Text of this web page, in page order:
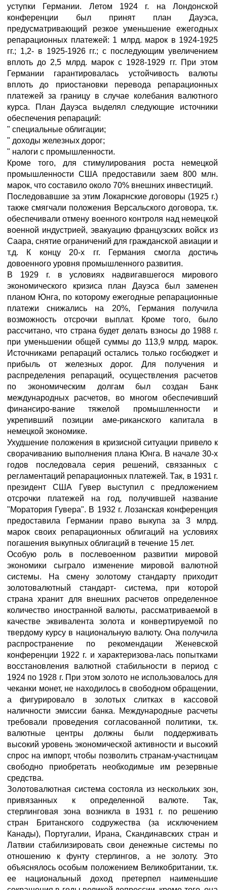
уступки Германии. Летом 1924 г. на Лондонской
конференции был принят план Дауэса,
предусматривающий резкое уменьшение ежегодных
репарационных платежей: 1 млрд. марок в 1924-1925
гг.; 1,2- в 1925-1926 гг.; с последующим увеличением
вплоть до 2,5 млрд. марок с 1928-1929 гг. При этом
Германии гарантировалась устойчивость валюты
вплоть до приостановки перевода репарационных
платежей за границу в случае колебания валютного
курса. План Дауэса выделял следующие источники
обеспечения репараций:
" специальные облигации;
" доходы железных дорог;
" налоги с промышленности.
Кроме того, для стимулирования роста немецкой
промышленности США предоставили заем 800 млн.
марок, что составило около 70% внешних инвестиций.
Последовавшие за этим Локарнские договоры (1925 г.)
также смягчали положения Версальского договора, т.к.
обеспечивали отмену военного контроля над немецкой
военной индустрией, эвакуацию французских войск из
Саара, снятие ограничений для гражданской авиации и
т.д. К концу 20-х гг. Германия смогла достичь
довоенного уровня промышленного развития.
В 1929 г. в условиях надвигавшегося мирового
экономического кризиса план Дауэса был заменен
планом Юнга, по которому ежегодные репарационные
платежи снижались на 20%, Германия получила
возможность отсрочки выплат. Кроме того, было
рассчитано, что страна будет делать взносы до 1988 г.
при уменьшении общей суммы до 113,9 млрд. марок.
Источниками репараций остались только госбюджет и
прибыль от железных дорог. Для получения и
распределения репараций, осуществления расчетов
по экономическим долгам был создан Банк
международных расчетов, во многом обеспечивший
финансиро-вание тяжелой промышленности и
укрепивший позиции аме-риканского капитала в
немецкой экономике.
Ухудшение положения в кризисной ситуации привело к
сворачиванию выполнения плана Юнга. В начале 30-х
годов последовала серия решений, связанных с
регламентаций репарационных платежей. Так, в 1931 г.
президент США Гувер выступил с предложением
отсрочки платежей на год, получившей название
"Моратория Гувера". В 1932 г. Лозанская конференция
предоставила Германии право выкупа за 3 млрд.
марок своих репарационных облигаций на условиях
погашения выкупных облигаций в течение 15 лет.
Особую роль в послевоенном развитии мировой
экономики сыграло изменение мировой валютной
системы. На смену золотому стандарту приходит
золотовалютный стандарт- система, при которой
страна хранит для внешних расчетов определенное
количество иностранной валюты, рассматриваемой в
качестве эквивалента золота и конвертируемой по
твердому курсу в национальную валюту. Она получила
распространение по рекомендации Женевской
конференции 1922 г. и характеризова-лась попытками
восстановления валютной стабильности в период с
1924 по 1928 г. При этом золото не использовалось для
чеканки монет, не находилось в свободном обращении,
а фигурировало в золотых слитках в кассовой
наличности эмиссии банка. Международные расчеты
требовали проведения согласованной политики, т.к.
валютные центры должны были поддерживать
высокий уровень экономической активности и высокий
спрос на импорт, чтобы позволить странам-участницам
свободно приобретать необходимые им резервные
средства.
Золотовалютная система состояла из нескольких зон,
привязанных к определенной валюте. Так,
стерлинговая зона возникла в 1931 г. по решению
стран Британского содружества (за исключением
Канады), Португалии, Ирана, Скандинавских стран и
Латвии стабилизировать свои денежные системы по
отношению к фунту стерлингов, а не золоту. Это
объяснялось особым положением Великобритании, т.к.
ее национальный доход претерпел наименьшие